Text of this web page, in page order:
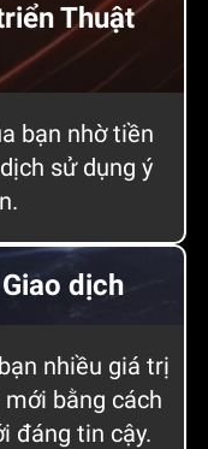
Thuật
bạn nhờ tiền
sử dụng ý
dịch
nhiều giá trị
bằng cách
đáng tin cậy.